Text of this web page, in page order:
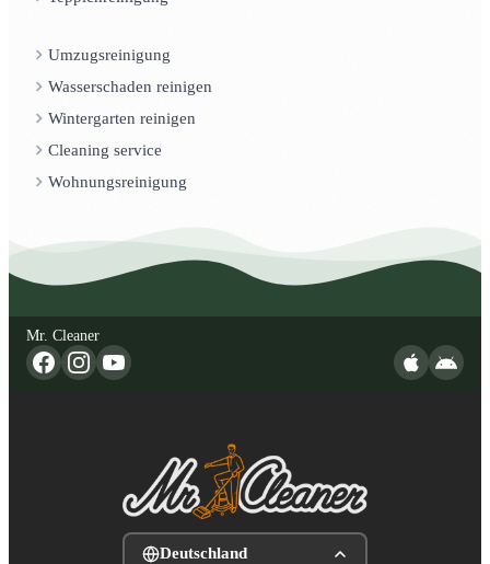
Umzugsreinigung
Wasserschaden reinigen
Wintergarten reinigen
Cleaning service
Wohnungsreinigung
Mr. Cleaner
Deutschland